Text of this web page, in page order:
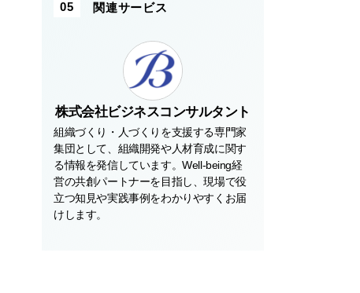
関連サービス
株式会社ビジネスコンサルタント
組織づくり・人づくりを支援する専門家
集団として、組織開発や人材育成に関す
る情報を発信しています。Well-being経
営の共創パートナーを目指し、現場で役
立つ知見や実践事例をわかりやすくお届
けします。